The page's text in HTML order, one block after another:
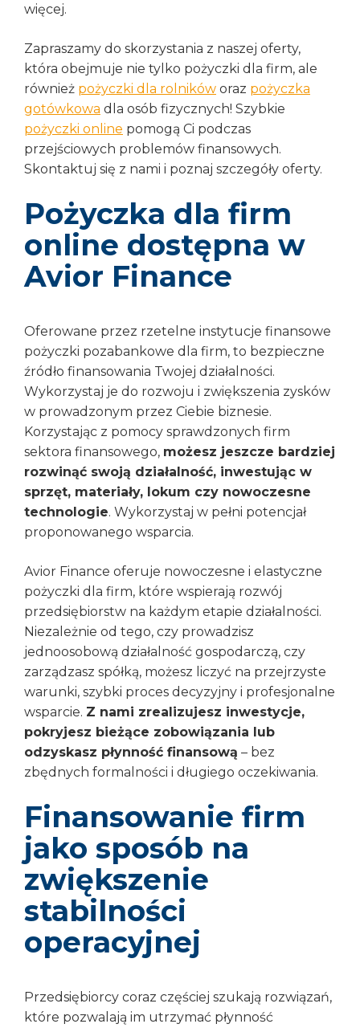
więcej.
Zapraszamy do skorzystania z naszej oferty,
która obejmuje nie tylko pożyczki dla firm, ale
również pożyczki dla rolników oraz pożyczka
gotówkowa dla osób fizycznych! Szybkie
pożyczki online pomogą Ci podczas
przejściowych problemów finansowych.
Skontaktuj się z nami i poznaj szczegóły oferty.
Pożyczka dla firm
online dostępna w
Avior Finance
Oferowane przez rzetelne instytucje finansowe
pożyczki pozabankowe dla firm, to bezpieczne
źródło finansowania Twojej działalności.
Wykorzystaj je do rozwoju i zwiększenia zysków
w prowadzonym przez Ciebie biznesie.
Korzystając z pomocy sprawdzonych firm
sektora finansowego, możesz jeszcze bardziej
rozwinąć swoją działalność, inwestując w
sprzęt, materiały, lokum czy nowoczesne
technologie. Wykorzystaj w pełni potencjał
proponowanego wsparcia.
Avior Finance oferuje nowoczesne i elastyczne
pożyczki dla firm, które wspierają rozwój
przedsiębiorstw na każdym etapie działalności.
Niezależnie od tego, czy prowadzisz
jednoosobową działalność gospodarczą, czy
zarządzasz spółką, możesz liczyć na przejrzyste
warunki, szybki proces decyzyjny i profesjonalne
wsparcie. Z nami zrealizujesz inwestycje,
pokryjesz bieżące zobowiązania lub
odzyskasz płynność finansową – bez
zbędnych formalności i długiego oczekiwania.
Finansowanie firm
jako sposób na
zwiększenie
stabilności
operacyjnej
Przedsiębiorcy coraz częściej szukają rozwiązań,
które pozwalają im utrzymać płynność